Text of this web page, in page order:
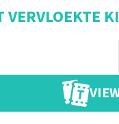
VERVLOEKTE